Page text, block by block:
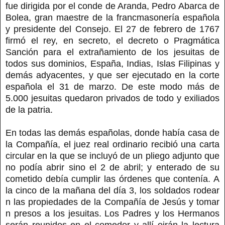
fue dirigida por el conde de Aranda, Pedro Abarca de
Bolea, gran maestre de la francmasonería española
y presidente del Consejo. El 27 de febrero de 1767
firmó el rey, en secreto, el decreto o Pragmática
Sanción para el extrañamiento de los jesuitas de
todos sus dominios, España, Indias, Islas Filipinas y
demás adyacentes, y que ser ejecutado en la corte
española el 31 de marzo. De este modo más de
5.000 jesuitas quedaron privados de todo y exiliados
de la patria.
En todas las demás españolas, donde había casa de
la Compañía, el juez real ordinario recibió una carta
circular en la que se incluyó de un pliego adjunto que
no podía abrir sino el 2 de abril; y enterado de su
cometido debía cumplir las órdenes que contenía. A
la cinco de la mañana del día 3, los soldados rodear
n las propiedades de la Compañía de Jesús y tomar
n presos a los jesuitas. Los Padres y los Hermanos